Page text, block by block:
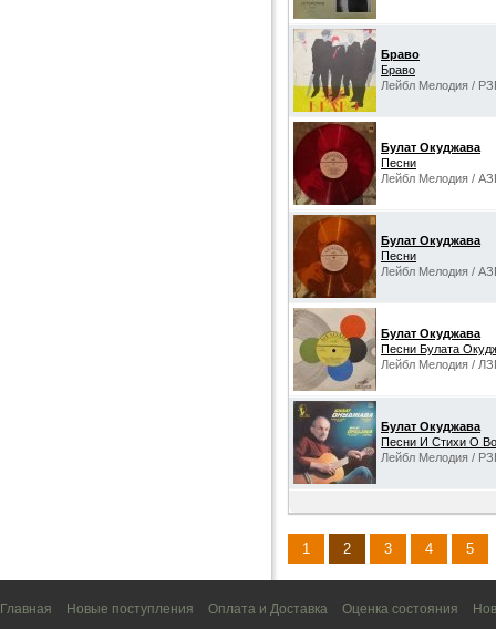
Браво
Браво
Лейбл Мелодия /
Булат Окуджава
Песни
Лейбл Мелодия /
Булат Окуджава
Песни
Лейбл Мелодия /
Булат Окуджава
Песни Булата
Лейбл Мелодия /
Булат Окуджава
Песни И Стихи О
Лейбл Мелодия /
1 2 3 4 5
Главная Новые поступления Оплата и Доставка Оценка состояния